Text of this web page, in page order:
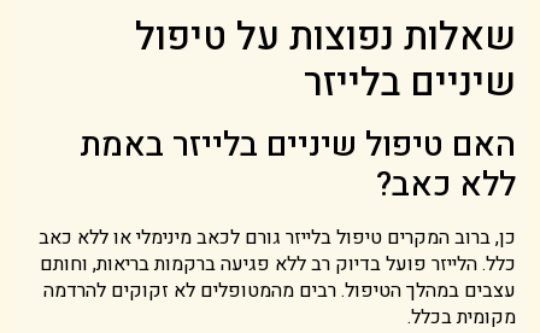
שאלות נפוצות על טיפול
שיניים בלייזר
האם טיפול שיניים בלייזר באמת
ללא כאב?
כן, ברוב המקרים טיפול בלייזר גורם לכאב מינימלי או ללא כאב
כלל. הלייזר פועל בדיוק רב ללא פגיעה ברקמות בריאות, וחותם
עצבים במהלך הטיפול. רבים מהמטופלים לא זקוקים להרדמה
מקומית בכלל.